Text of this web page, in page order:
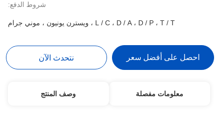
شروط الدفع:
L / C ، D / A ، D / P ، T / T ، ويسترن يونيون ، موني جرام
احصل على أفضل سعر نتحدث الآن
معلومات مفصلة وصف المنتج